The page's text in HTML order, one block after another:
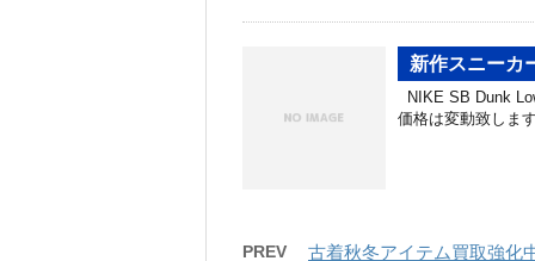
新作スニーカ
NIKE SB Dunk
価格は変動致しま
PREV 古着秋冬アイテム買取強化